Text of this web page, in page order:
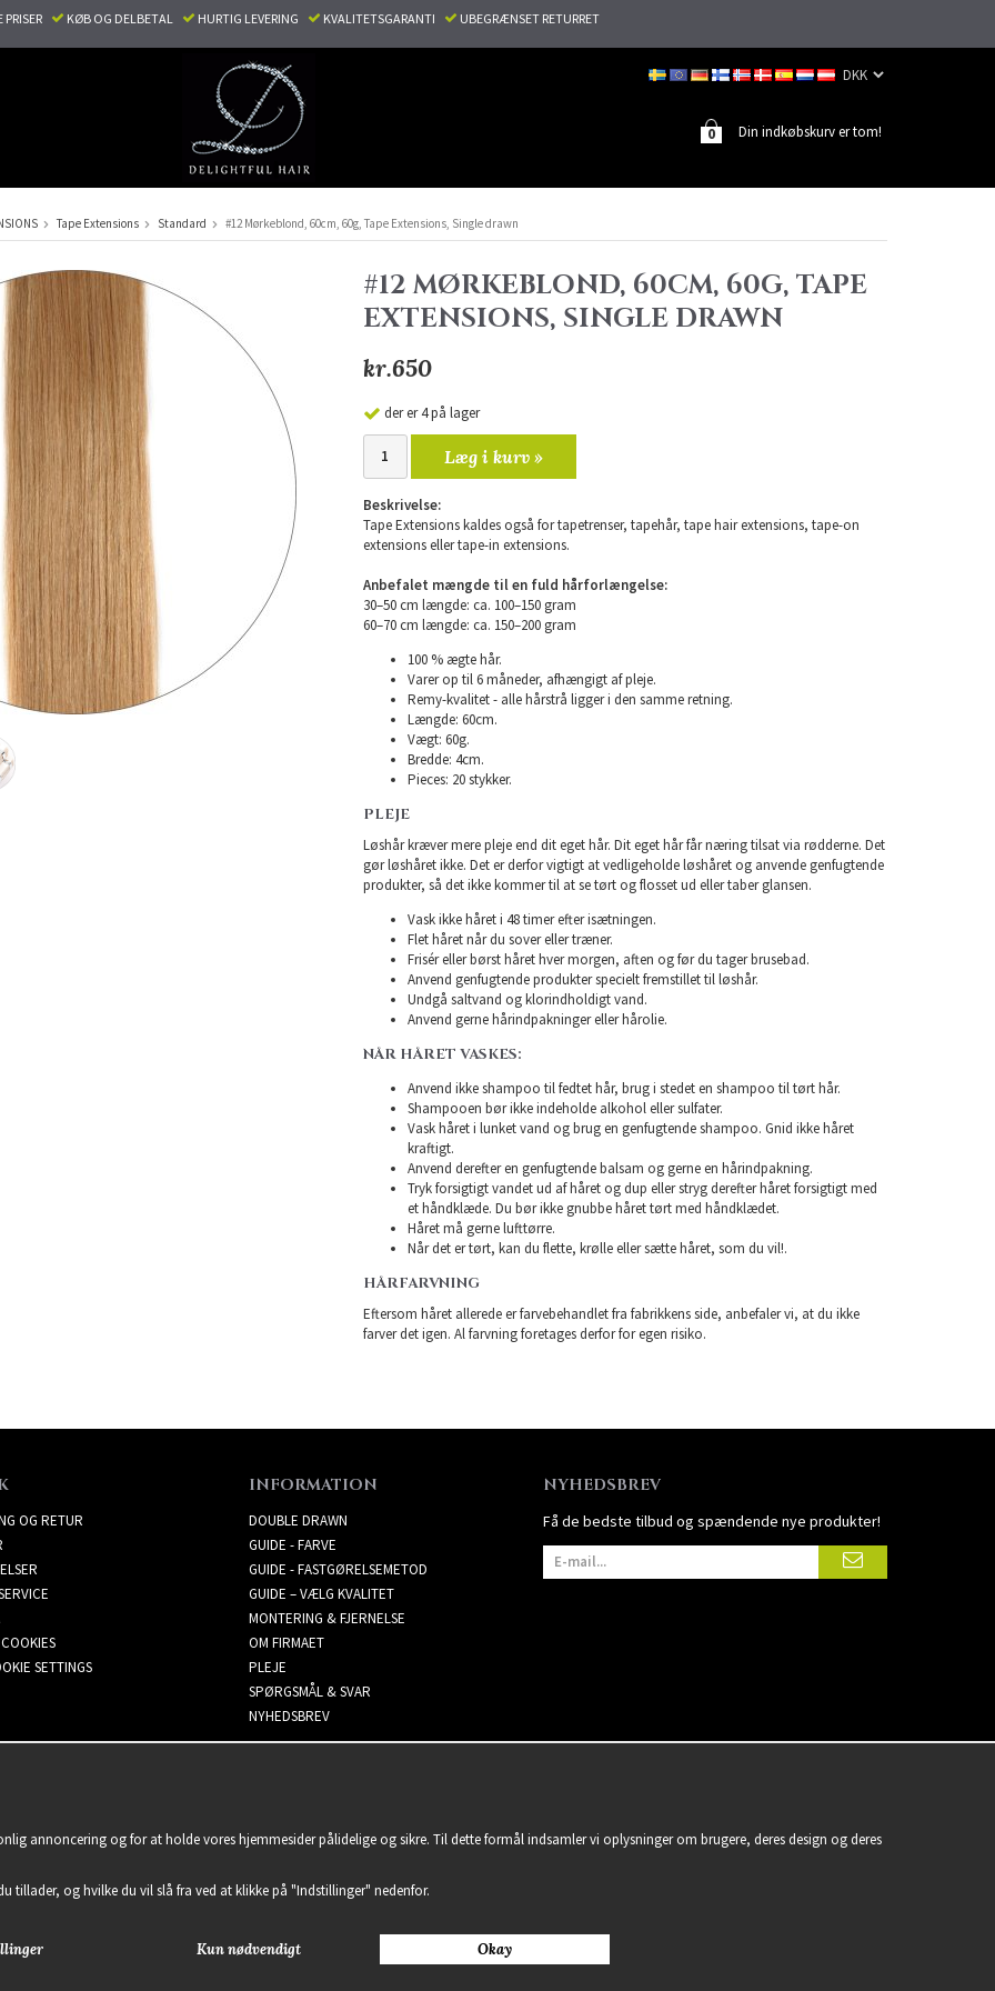
KØB OG DELBETAL HURTIG LEVERING KVALITETSGARANTI UBEGRÆNSET RETURRET
Din indkøbskurv er tom!
0
Tape Extensions Standard #12 Mørkeblond, 60cm, 60g, Tape Extensions, Single drawn
#12 MØRKEBLOND, 60CM, 60G, TAPE
EXTENSIONS, SINGLE DRAWN
kr.650
der er 4 på lager
Læg i kurv »
Beskrivelse:
Tape Extensions kaldes også for tapetrenser, tapehår, tape hair extensions, tape-on
extensions eller tape-in extensions.
Anbefalet mængde til en fuld hårforlængelse:
30–50 cm længde: ca. 100–150 gram
60–70 cm længde: ca. 150–200 gram
100 % ægte hår.
Varer op til 6 måneder, afhængigt af pleje.
Remy-kvalitet - alle hårstrå ligger i den samme retning.
Længde: 60cm.
Vægt: 60g.
Bredde: 4cm.
Pieces: 20 stykker.
PLEJE
Løshår kræver mere pleje end dit eget hår. Dit eget hår får næring tilsat via rødderne. Det
gør løshåret ikke. Det er derfor vigtigt at vedligeholde løshåret og anvende genfugtende
produkter, så det ikke kommer til at se tørt og flosset ud eller taber glansen.
Vask ikke håret i 48 timer efter isætningen.
Flet håret når du sover eller træner.
Frisér eller børst håret hver morgen, aften og før du tager brusebad.
Anvend genfugtende produkter specielt fremstillet til løshår.
Undgå saltvand og klorindholdigt vand.
Anvend gerne hårindpakninger eller hårolie.
NÅR HÅRET VASKES:
Anvend ikke shampoo til fedtet hår, brug i stedet en shampoo til tørt hår.
Shampooen bør ikke indeholde alkohol eller sulfater.
Vask håret i lunket vand og brug en genfugtende shampoo. Gnid ikke håret
kraftigt.
Anvend derefter en genfugtende balsam og gerne en hårindpakning.
Tryk forsigtigt vandet ud af håret og dup eller stryg derefter håret forsigtigt med
et håndklæde. Du bør ikke gnubbe håret tørt med håndklædet.
Håret må gerne lufttørre.
Når det er tørt, kan du flette, krølle eller sætte håret, som du vil!.
HÅRFARVNING
Eftersom håret allerede er farvebehandlet fra fabrikkens side, anbefaler vi, at du ikke
farver det igen. Al farvning foretages derfor for egen risiko.
OG RETUR
SETTINGS
INFORMATION
DOUBLE DRAWN
GUIDE - FARVE
GUIDE - FASTGØRELSEMETOD
GUIDE – VÆLG KVALITET
MONTERING & FJERNELSE
OM FIRMAET
PLEJE
SPØRGSMÅL & SVAR
NYHEDSBREV
NYHEDSBREV
Få de bedste tilbud og spændende nye produkter!
2021 Delightful Hair
annoncering og for at holde vores hjemmesider pålidelige og sikre. Til dette formål indsamler vi oplysninger om brugere, deres design og deres
tillader, og hvilke du vil slå fra ved at klikke på "Indstillinger" nedenfor.
Kun nødvendigt Okay